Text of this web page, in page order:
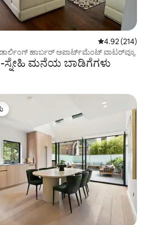
5 ರಲ್ಲಿ 4.92
4.92 (214)
ಡಾರ್ಲಿಂಗ್ ಹಾರ್ಬರ್ ಅಪಾರ್ಟ್‌ಮೆಂಟ್ ವಾಟರ್‌ವ್ಯೂ
ಸ್ನೇಹಿ ಮನೆಯ ಬಾಡಿಗೆಗಳು